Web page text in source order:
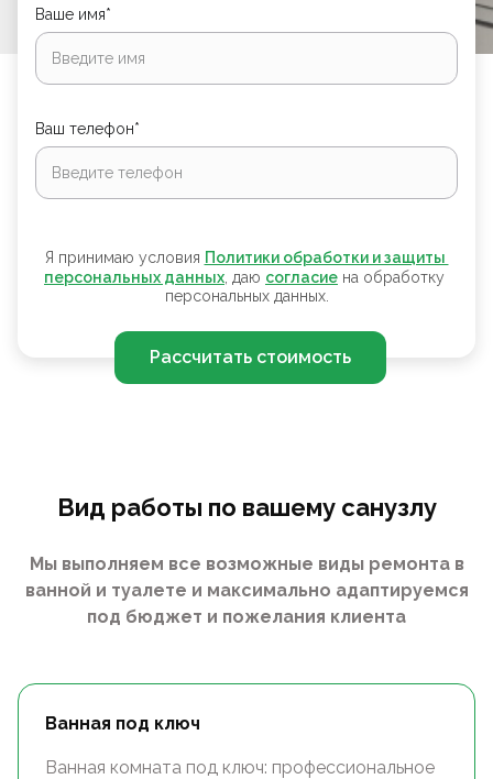
Ваше имя*
Ваш телефон*
Рассчитать стоимость
Я принимаю условия Политики обработки и защиты
персональных данных , даю согласие на обработку
персональных данных.
Вид работы по вашему санузлу
Мы выполняем все возможные виды ремонта в
ванной и туалете и максимально адаптируемся
под бюджет и пожелания клиента
Ванная под ключ
Ванная комната под ключ: профессиональное